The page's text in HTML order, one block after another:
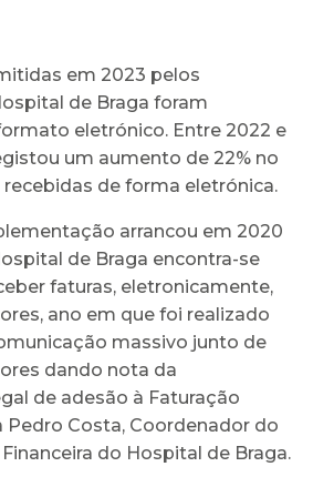
em 2023 pelos
de Braga foram
eletrónico. Entre 2022 e
um aumento de 22% no
de forma eletrónica.
arrancou em 2020
de Braga encontra-se
faturas, eletronicamente,
ano em que foi realizado
massivo junto de
dando nota da
de adesão à Faturação
Pedro Costa, Coordenador do
do Hospital de Braga.